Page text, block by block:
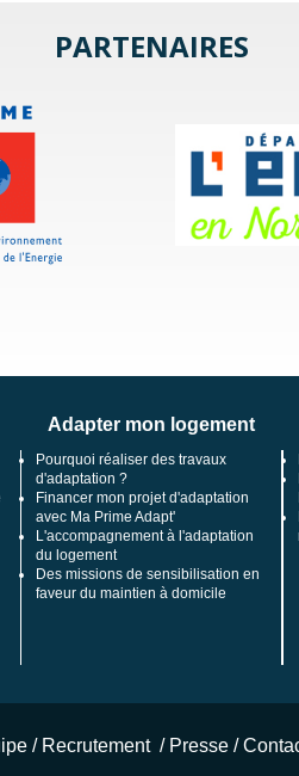
PARTENAIRES
Adapter mon logement
Pourquoi réaliser des travaux
d'adaptation ?
Financer mon projet d'adaptation
avec Ma Prime Adapt'
L'accompagnement à l'adaptation
du logement
Des missions de sensibilisation en
faveur du maintien à domicile
/ Recrutement / Presse/